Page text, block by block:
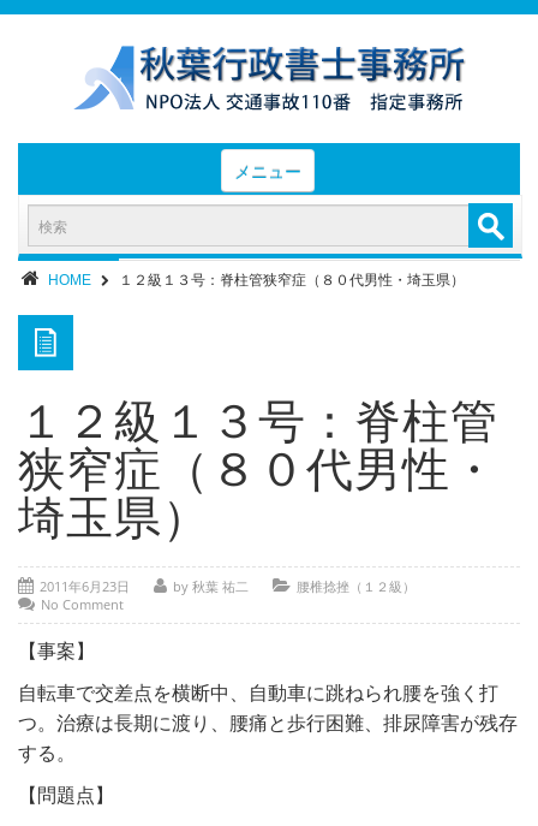
メニュー
HOME
お知らせと業務日誌
- 後遺障害等級認定実績（初回申請）
- 後遺障害等級認定実績（異議申立）
業務内容・報酬
部位別症状
- 部位別解説 ～ 交通事故外傷の教科書
- 高次脳機能障害の皆様へ
保険の百科事典
事務所紹介
ご相談・お問い合わせ
HOME １２級１３号：脊柱管狭窄症（８０代男性・埼玉県）
１２級１３号：脊柱管
狭窄症（８０代男性・
埼玉県）
2011年6月23日 by 秋葉 祐二
腰椎捻挫（１２級）
No Comment
【事案】
自転車で交差点を横断中、自動車に跳ねられ腰を強く打
つ。治療は長期に渡り、腰痛と歩行困難、排尿障害が残存
する。
【問題点】